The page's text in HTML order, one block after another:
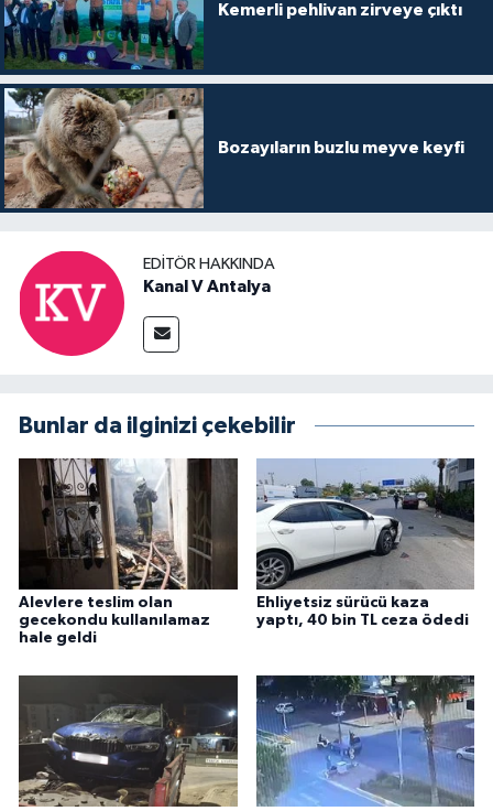
Kemerli pehlivan zirveye çıktı
Bozayıların buzlu meyve keyfi
EDITÖR HAKKINDA
Kanal V Antalya
Bunlar da ilginizi çekebilir
Alevlere teslim olan
gecekondu kullanılamaz
hale geldi
Ehliyetsiz sürücü kaza
yaptı, 40 bin TL ceza ödedi